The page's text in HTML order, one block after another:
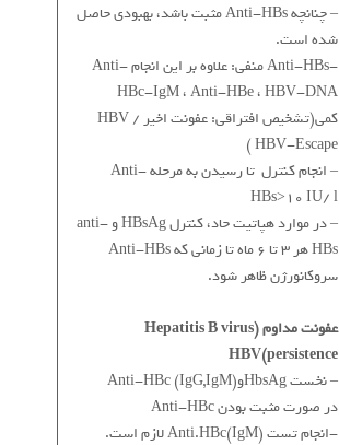
– چنانچه Anti-HBs مثبت باشد، بهبودی حاصل
شده است.
-Anti-HBs منفی: علاوه بر این انجام Anti-
HBc-IgM ، Anti-HBe ، HBV-DNA
کمی(تشخیص افتراقی: عفونت اخیر HBV /
HBV-Escape
)
– انجام کنترل تا رسیدن به مرحله Anti-
HBs>10 IU/ l
– در موارد هپاتیت حاد، کنترل HBsAg و anti-
HBs هر 3 تا 6 ماه تا زمانی که Anti-HBs
سروکانورژن ظاهر شود.
عفونت مداوم (Hepatitis B virus
persistence)HBV
– نخست HbsAgوAnti-HBc (IgG,IgM)
در صورت مثبت بودن Anti-HBc
-انجام تست Anti.HBc(IgM) لازم است.